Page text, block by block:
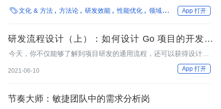
价值的质量、基于用户的质量、基于产品的质量、基于制造的质
量，并讨论了整个团队都应该对质量负责。许多团队都在质量和时
么就很有可能长期进行大量的返工，会出现很多不可维护的代码，
文化 & 方法 方法论 研发效能 性能优化 领域驱动设计 App 打开
研发流程设计（上）：如何设计 Go 项目的开发流
程？
今天，你不仅能够了解到项目研发的通用流程，还可以获得设计、
优化研发流程的抓手，基于这个流程来优化、定制自己需要的流
程。
2021-06-10 App 打开
节奏大师：敏捷团队中的需求分析岗